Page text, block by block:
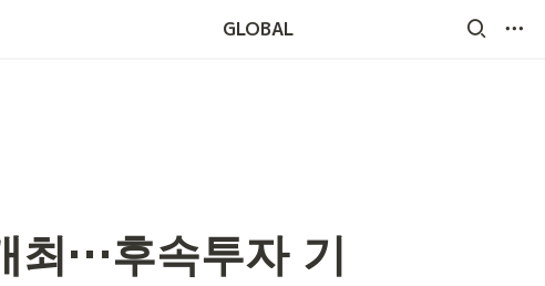
GLOBAL
최…후속투자 기